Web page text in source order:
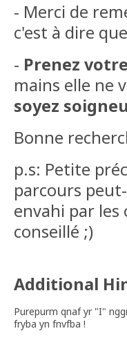
- Merci de
c'est à dire
- Prenez
mains elle ne
soyez
Bonne
p.s: Petite
parcours
envahi par
conseillé ;)
Additional
Purepurm qnaf yr "I"
fryba yn fnvfba !